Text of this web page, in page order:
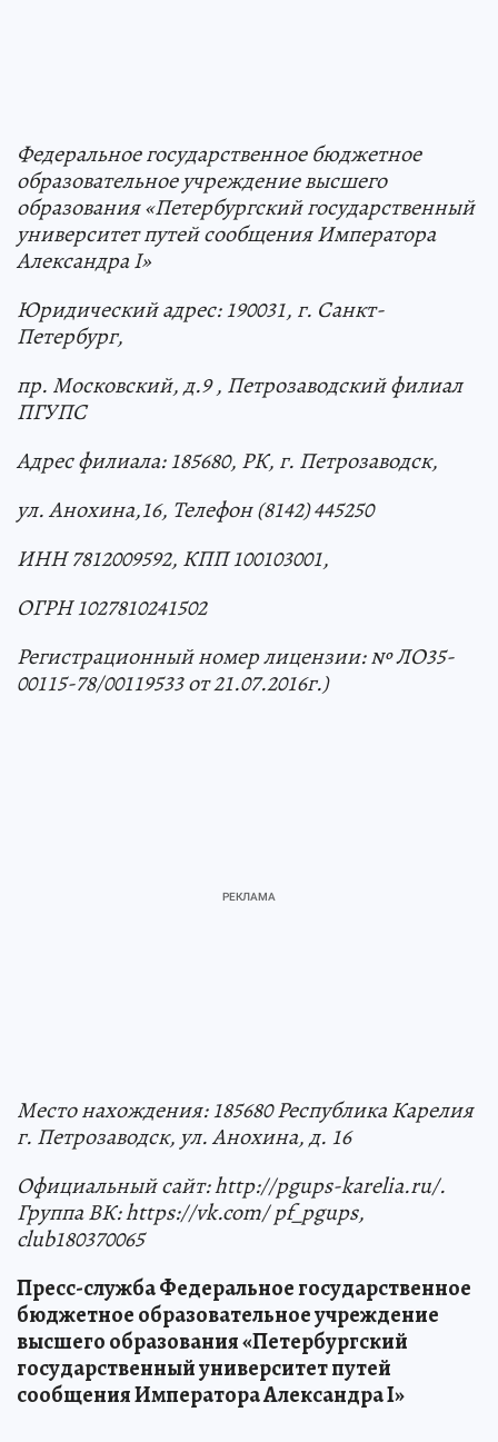
Федеральное государственное бюджетное
образовательное учреждение высшего
образования «Петербургский государственный
университет путей сообщения Императора
Александра I»
Юридический адрес: 190031, г. Санкт-
Петербург,
пр. Московский, д.9 , Петрозаводский филиал
ПГУПС
Адрес филиала: 185680, РК, г. Петрозаводск,
ул. Анохина,16, Телефон (8142) 445250
ИНН 7812009592, КПП 100103001,
ОГРН 1027810241502
Регистрационный номер лицензии: № ЛО35-
00115-78/00119533 от 21.07.2016г.)
Место нахождения: 185680 Республика Карелия
г. Петрозаводск, ул. Анохина, д. 16
Официальный сайт: http://pgups-karelia.ru/.
Группа ВК: https://vk.com/ pf_pgups,
club180370065
Пресс-служба Федеральное государственное
бюджетное образовательное учреждение
высшего образования «Петербургский
государственный университет путей
сообщения Императора Александра I»